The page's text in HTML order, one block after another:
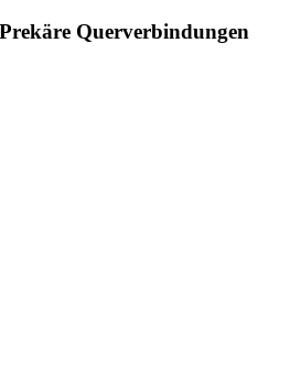
Prekäre Querverbindungen